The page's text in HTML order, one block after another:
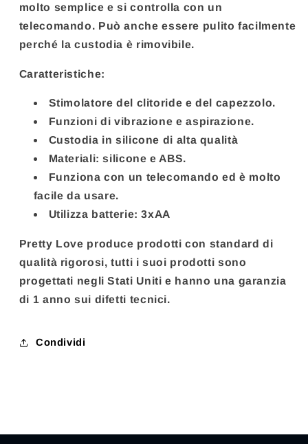
molto semplice e si controlla con un
telecomando. Può anche essere pulito facilmente
perché la custodia è rimovibile.
Caratteristiche:
Stimolatore del clitoride e del capezzolo.
Funzioni di vibrazione e aspirazione.
Custodia in silicone di alta qualità
Materiali: silicone e ABS.
Funziona con un telecomando ed è molto
facile da usare.
Utilizza batterie: 3xAA
Pretty Love produce prodotti con standard di
qualità rigorosi, tutti i suoi prodotti sono
progettati negli Stati Uniti e hanno una garanzia
di 1 anno sui difetti tecnici.
Condividi